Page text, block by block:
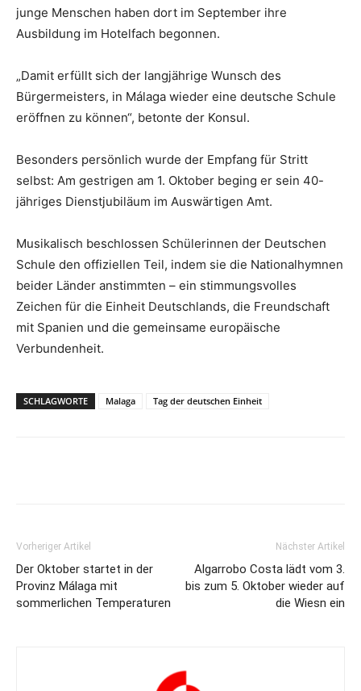
junge Menschen haben dort im September ihre
Ausbildung im Hotelfach begonnen.
„Damit erfüllt sich der langjährige Wunsch des
Bürgermeisters, in Málaga wieder eine deutsche Schule
eröffnen zu können“, betonte der Konsul.
Besonders persönlich wurde der Empfang für Stritt
selbst: Am gestrigen am 1. Oktober beging er sein 40-
jähriges Dienstjubiläum im Auswärtigen Amt.
Musikalisch beschlossen Schülerinnen der Deutschen
Schule den offiziellen Teil, indem sie die Nationalhymnen
beider Länder anstimmten – ein stimmungsvolles
Zeichen für die Einheit Deutschlands, die Freundschaft
mit Spanien und die gemeinsame europäische
Verbundenheit.
SCHLAGWORTE Malaga Tag der deutschen Einheit
Vorheriger Artikel
Der Oktober startet in der
Provinz Málaga mit
sommerlichen Temperaturen
Nächster Artikel
Algarrobo Costa lädt vom 3.
bis zum 5. Oktober wieder auf
die Wiesn ein